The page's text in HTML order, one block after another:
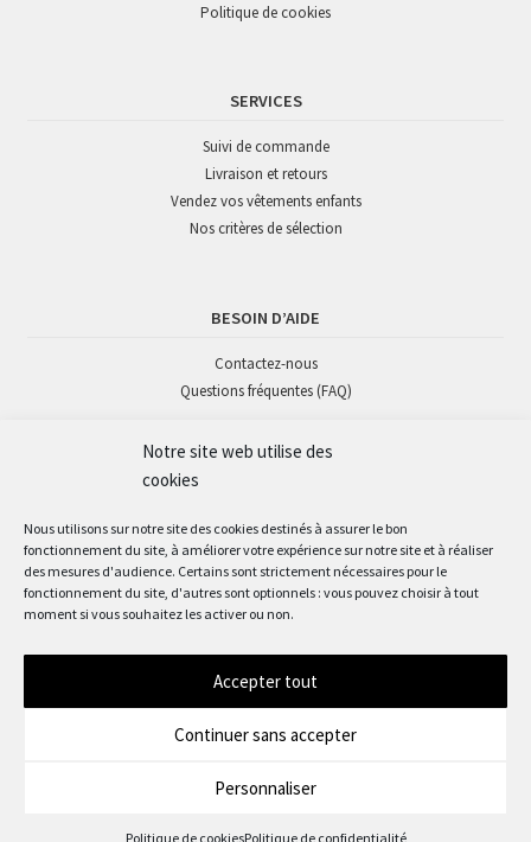
Notre site web utilise des
cookies
Nous utilisons sur notre site des cookies destinés à assurer le bon
fonctionnement du site, à améliorer votre expérience sur notre site et à réaliser
des mesures d'audience. Certains sont strictement nécessaires pour le
fonctionnement du site, d'autres sont optionnels : vous pouvez choisir à tout
moment si vous souhaitez les activer ou non.
Accepter tout
Continuer sans accepter
Personnaliser
Politique de cookiesPolitique de confidentialité
Politique de cookies
SERVICES
Suivi de commande
Livraison et retours
Vendez vos vêtements enfants
Nos critères de sélection
BESOIN D’AIDE
Contactez-nous
Questions fréquentes (FAQ)
© Okaz'mômes 2022